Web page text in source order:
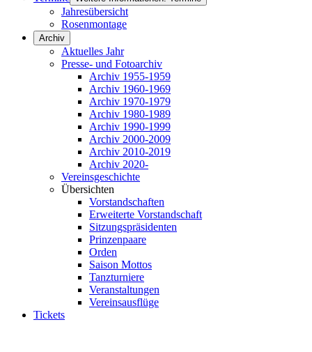
Jahresübersicht
Rosenmontage
Archiv
Aktuelles Jahr
Presse- und Fotoarchiv
Archiv 1955-1959
Archiv 1960-1969
Archiv 1970-1979
Archiv 1980-1989
Archiv 1990-1999
Archiv 2000-2009
Archiv 2010-2019
Archiv 2020-
Vereinsgeschichte
Übersichten
Vorstandschaften
Erweiterte Vorstandschaft
Sitzungspräsidenten
Prinzenpaare
Orden
Saison Mottos
Tanzturniere
Veranstaltungen
Vereinsausflüge
Tickets